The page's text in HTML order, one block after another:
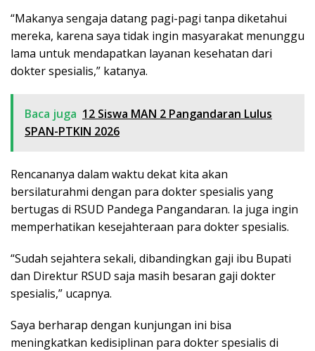
“Makanya sengaja datang pagi-pagi tanpa diketahui
mereka, karena saya tidak ingin masyarakat menunggu
lama untuk mendapatkan layanan kesehatan dari
dokter spesialis,” katanya.
Baca juga 12 Siswa MAN 2 Pangandaran Lulus
SPAN-PTKIN 2026
Rencananya dalam waktu dekat kita akan
bersilaturahmi dengan para dokter spesialis yang
bertugas di RSUD Pandega Pangandaran. Ia juga ingin
memperhatikan kesejahteraan para dokter spesialis.
“Sudah sejahtera sekali, dibandingkan gaji ibu Bupati
dan Direktur RSUD saja masih besaran gaji dokter
spesialis,” ucapnya.
Saya berharap dengan kunjungan ini bisa
meningkatkan kedisiplinan para dokter spesialis di